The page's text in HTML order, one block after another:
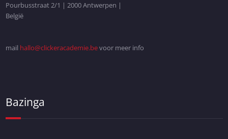
Pourbusstraat 2/1 | 2000 Antwerpen |
België
mail hallo@clickeracademie.bevoor meer info
Bazinga